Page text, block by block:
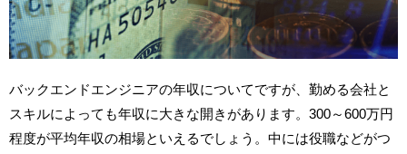
バックエンドエンジニアの年収についてですが、勤める会社と
スキルによっても年収に大きな開きがあります。300～600万円
程度が平均年収の相場といえるでしょう。中には役職などがつ